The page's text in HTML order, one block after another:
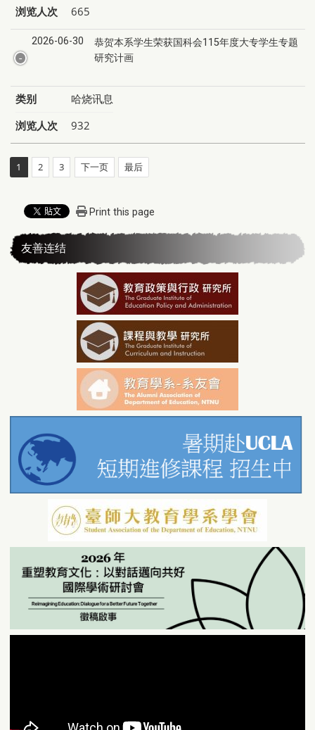
浏览人次
665
2026-06-30
恭贺本系学生荣获国科会115年度大专学生专题
研究计画
类别
哈烧讯息
浏览人次
932
1 2 3 下一页 最后
Print this page
友善连结